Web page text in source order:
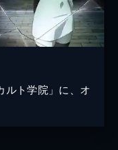
ルト学院」に、オ